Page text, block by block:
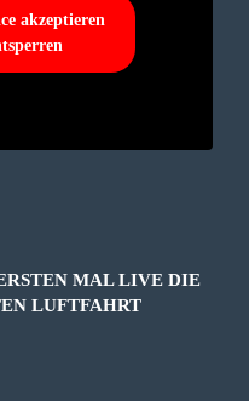
akzeptieren
MAL LIVE DIE
LUFTFAHRT